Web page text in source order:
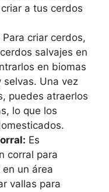
a tus cerdos
Para criar cerdos,
salvajes en
en biomas
selvas. Una vez
puedes atraerlos
lo que⁣ los
Es
corral para
un área
vallas para